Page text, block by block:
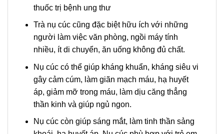
thuốc trị bệnh ung thư
Trà nụ cúc cũng đặc biệt hữu ích với những
người làm việc văn phòng, ngồi máy tính
nhiều, ít di chuyển, ăn uống không đủ chất.
Nụ cúc có thể giúp kháng khuẩn, kháng siêu vi
gây cảm cúm, làm giãn mạch máu, hạ huyết
áp, giảm mỡ trong máu, làm dịu căng thẳng
thần kinh và giúp ngủ ngon.
Nụ cúc còn giúp sáng mắt, làm tinh thần sảng